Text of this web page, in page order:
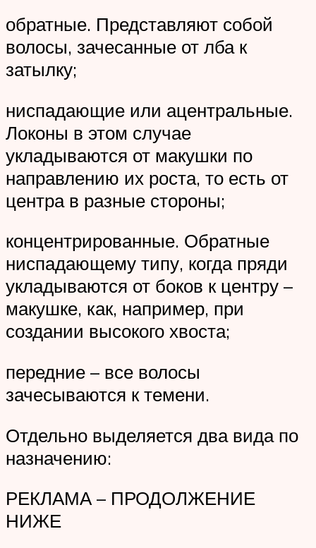
обратные. Представляют собой
волосы, зачесанные от лба к
затылку;
ниспадающие или ацентральные.
Локоны в этом случае
укладываются от макушки по
направлению их роста, то есть от
центра в разные стороны;
концентрированные. Обратные
ниспадающему типу, когда пряди
укладываются от боков к центру –
макушке, как, например, при
создании высокого хвоста;
передние – все волосы
зачесываются к темени.
Отдельно выделяется два вида по
назначению:
РЕКЛАМА – ПРОДОЛЖЕНИЕ
НИЖЕ